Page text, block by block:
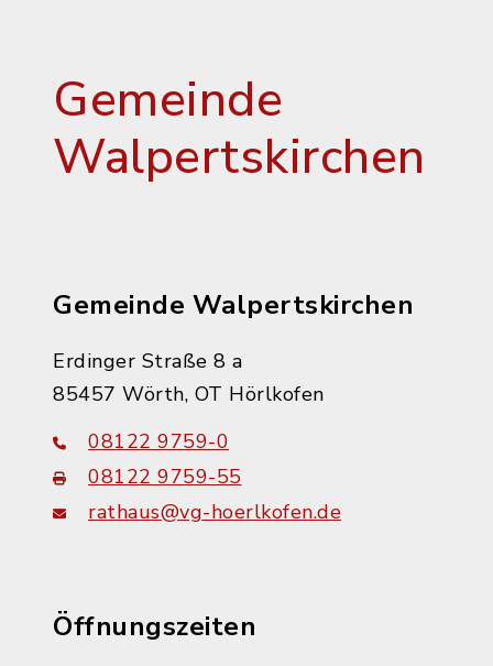
Gemeinde
Walpertskirchen
Gemeinde Walpertskirchen
Erdinger Straße 8 a
85457 Wörth, OT Hörlkofen
08122 9759-0
08122 9759-55
rathaus@vg-hoerlkofen.de
Öffnungszeiten